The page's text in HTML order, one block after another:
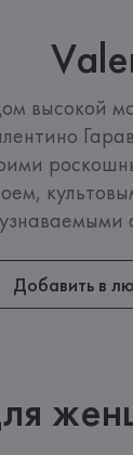
высокой
узнаваемыми
Добавить в